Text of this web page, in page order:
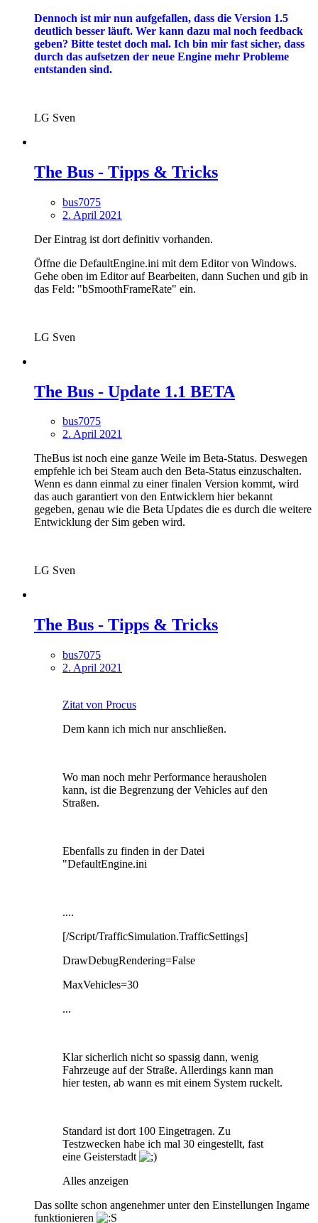
Dennoch ist mir nun aufgefallen, dass die Version 1.5
deutlich besser läuft. Wer kann dazu mal noch feedback
geben? Bitte testet doch mal. Ich bin mir fast sicher, dass
durch das aufsetzen der neue Engine mehr Probleme
entstanden sind.
LG Sven
The Bus - Tipps & Tricks
bus7075
2. April 2021
Der Eintrag ist dort definitiv vorhanden.
Öffne die DefaultEngine.ini mit dem Editor von Windows.
Gehe oben im Editor auf Bearbeiten, dann Suchen und gib in
das Feld: "bSmoothFrameRate" ein.
LG Sven
The Bus - Update 1.1 BETA
bus7075
2. April 2021
TheBus ist noch eine ganze Weile im Beta-Status. Deswegen
empfehle ich bei Steam auch den Beta-Status einzuschalten.
Wenn es dann einmal zu einer finalen Version kommt, wird
das auch garantiert von den Entwicklern hier bekannt
gegeben, genau wie die Beta Updates die es durch die weitere
Entwicklung der Sim geben wird.
LG Sven
The Bus - Tipps & Tricks
bus7075
2. April 2021
Zitat von Procus
Dem kann ich mich nur anschließen.
Wo man noch mehr Performance herausholen
kann, ist die Begrenzung der Vehicles auf den
Straßen.
Ebenfalls zu finden in der Datei
"DefaultEngine.ini
....
[/Script/TrafficSimulation.TrafficSettings]
DrawDebugRendering=False
MaxVehicles=30
...
Klar sicherlich nicht so spassig dann, wenig
Fahrzeuge auf der Straße. Allerdings kann man
hier testen, ab wann es mit einem System ruckelt.
Standard ist dort 100 Eingetragen. Zu
Testzwecken habe ich mal 30 eingestellt, fast
eine Geisterstadt
Alles anzeigen
Das sollte schon angenehmer unter den Einstellungen Ingame
funktionieren